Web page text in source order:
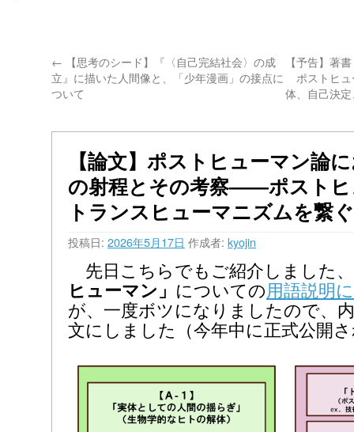
← 【思考のシード】『〈自己完結社会〉の成
立』に描いた人間像と、「少年漫画」の接点に
ついて
【予告】著
ポストヒ
体、自己決
【論文】ポストヒューマン論
の射程とその考察――ポスト
トランスヒューマニズムを繋
投稿日: 2026年5月17日 作成者: kyojin
先日こちらでもご紹介しました、
ヒューマン」 についての用語説明
が、一度ボツになりましたので、
文にしました（今年中に正式公開